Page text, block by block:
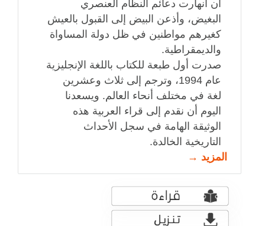
أن انهارت دعائم النظام العنصري
البغيض، وأذعن البيض إلى القبول بالعيش
كغيرهم مواطنين في ظل دولة المساواة
والديمقراطية.
صدرت أول طبعة للكتاب باللغة الإنجليزية
عام 1994، وترجم إلى ثلاث وعشرين
لغة في مختلف أنحاء العالم. ويسعدنا
اليوم أن نقدم إلى قراء العربية هذه
الوثيقة الهامة في سجل الأحداث
التاريخية الخالدة.
المزيد →